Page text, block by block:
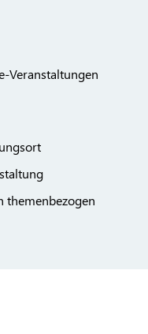
Veranstaltungen
themenbezogen